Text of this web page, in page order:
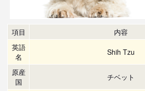
項目
内容
英語
名
Shih Tzu
原産
国
チベット